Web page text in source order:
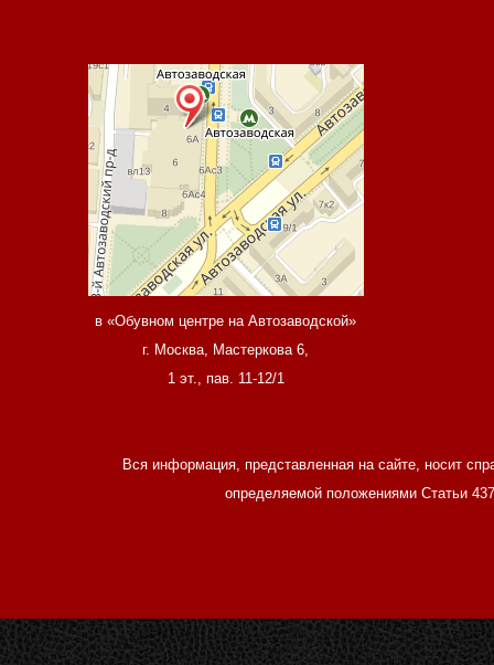
в «Обувном центре на Автозаводской»
г. Москва, Мастеркова 6,
1 эт., пав. 11-12/1
Вся информация, представленная на сайте, носит
определяемой положениями Статьи